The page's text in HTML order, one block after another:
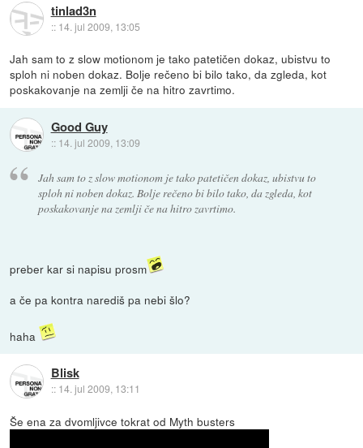
tinlad3n
:: 14. jul 2009, 13:05
Jah sam to z slow motionom je tako patetičen dokaz, ubistvu to
sploh ni noben dokaz. Bolje rečeno bi bilo tako, da zgleda, kot
poskakovanje na zemlji če na hitro zavrtimo.
Good Guy
:: 14. jul 2009, 13:09
Jah sam to z slow motionom je tako patetičen dokaz, ubistvu to
sploh ni noben dokaz. Bolje rečeno bi bilo tako, da zgleda, kot
poskakovanje na zemlji če na hitro zavrtimo.
preber kar si napisu prosm
a če pa kontra narediš pa nebi šlo?
haha
Blisk
:: 14. jul 2009, 13:11
Še ena za dvomljivce tokrat od Myth busters